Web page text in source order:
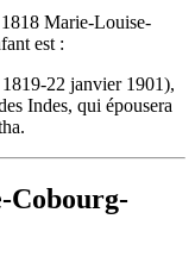
Marie-Louise-
est :
22 janvier 1901),
Indes, qui épousera
Cobourg-